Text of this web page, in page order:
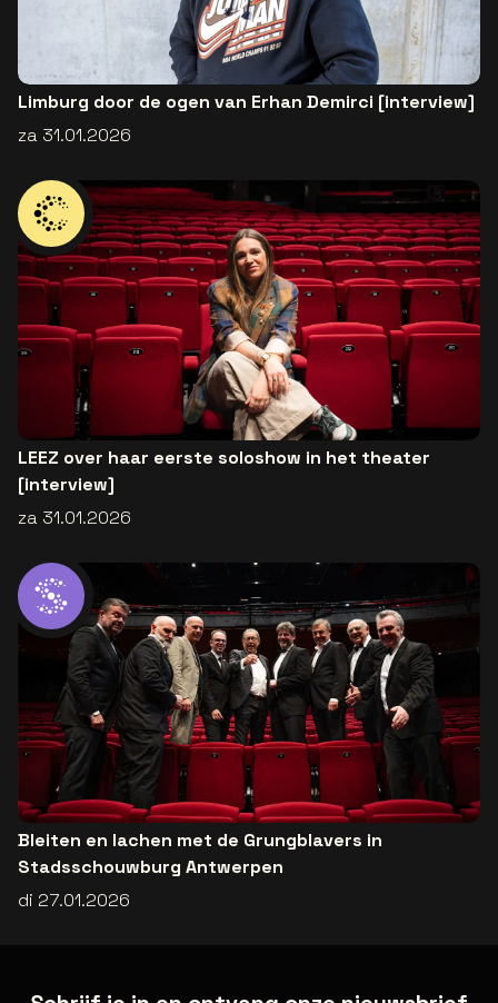
Limburg door de ogen van Erhan Demirci [interview]
za 31.01.2026
LEEZ over haar eerste soloshow in het theater
[interview]
za 31.01.2026
Bleiten en lachen met de Grungblavers in
Stadsschouwburg Antwerpen
di 27.01.2026